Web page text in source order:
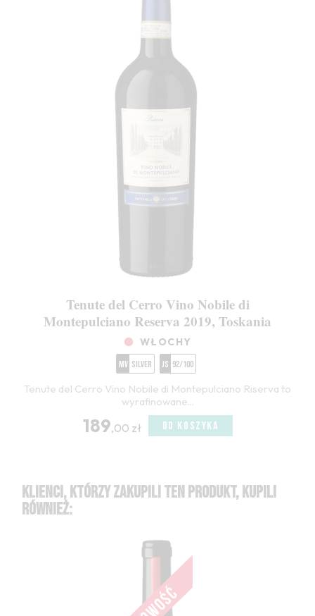
Tenute del Cerro Vino Nobile di
Montepulciano Reserva 2019, Toskania
WŁOCHY
MV Silver JS 92/100
Tenute del Cerro Vino Nobile di Montepulciano Riserva to
wyrafinowane...
189,00 zł DO KOSZYKA
KLIENCI, KTÓRZY ZAKUPILI TEN PRODUKT, KUPILI
RÓWNIEŻ: